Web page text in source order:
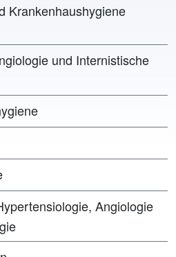
Krankenhaushygiene
und Internistische
Angiologie